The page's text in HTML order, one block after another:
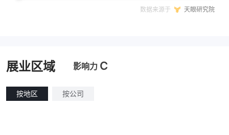
数据来源于 天眼研究院
展业区域 影响力 C
按地区 按公司